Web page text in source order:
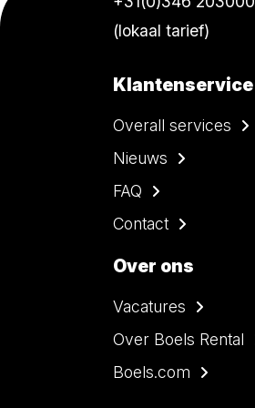
(lokaal tarief)
Klantenservice
Overall services
Nieuws
FAQ
Contact
Over ons
Vacatures
Over Boels Rental
Boels.com